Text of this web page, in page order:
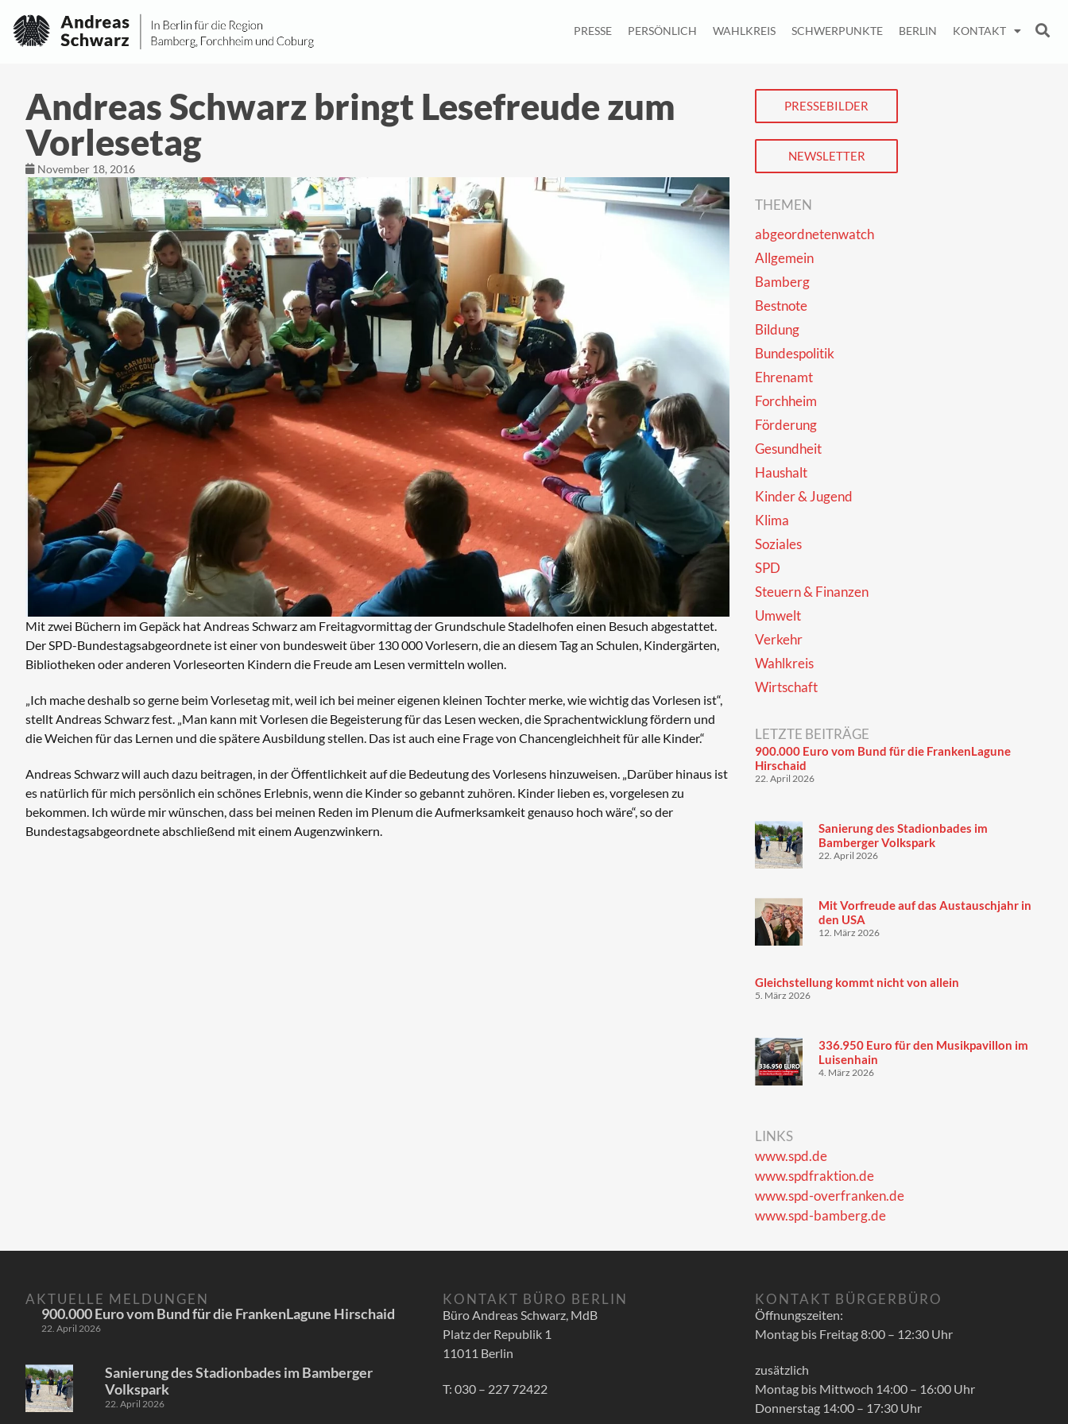
PRESSE PERSÖNLICH WAHLKREIS SCHWERPUNKTE BERLIN KONTAKT
Andreas Schwarz bringt Lesefreude zum
Vorlesetag
November 18, 2016
Mit zwei Büchern im Gepäck hat Andreas Schwarz am Freitagvormittag der Grundschule Stadelhofen einen Besuch abgestattet.
Der SPD-Bundestagsabgeordnete ist einer von bundesweit über 130 000 Vorlesern, die an diesem Tag an Schulen, Kindergärten,
Bibliotheken oder anderen Vorleseorten Kindern die Freude am Lesen vermitteln wollen.
„Ich mache deshalb so gerne beim Vorlesetag mit, weil ich bei meiner eigenen kleinen Tochter merke, wie wichtig das Vorlesen ist“,
stellt Andreas Schwarz fest. „Man kann mit Vorlesen die Begeisterung für das Lesen wecken, die Sprachentwicklung fördern und
die Weichen für das Lernen und die spätere Ausbildung stellen. Das ist auch eine Frage von Chancengleichheit für alle Kinder.“
Andreas Schwarz will auch dazu beitragen, in der Öffentlichkeit auf die Bedeutung des Vorlesens hinzuweisen. „Darüber hinaus ist
es natürlich für mich persönlich ein schönes Erlebnis, wenn die Kinder so gebannt zuhören. Kinder lieben es, vorgelesen zu
bekommen. Ich würde mir wünschen, dass bei meinen Reden im Plenum die Aufmerksamkeit genauso hoch wäre“, so der
Bundestagsabgeordnete abschließend mit einem Augenzwinkern.
PRESSEBILDER
NEWSLETTER
THEMEN
abgeordnetenwatch
Allgemein
Bamberg
Bestnote
Bildung
Bundespolitik
Ehrenamt
Forchheim
Förderung
Gesundheit
Haushalt
Kinder & Jugend
Klima
Soziales
SPD
Steuern & Finanzen
Umwelt
Verkehr
Wahlkreis
Wirtschaft
LETZTE BEITRÄGE
900.000 Euro vom Bund für die FrankenLagune
Hirschaid
22. April 2026
Sanierung des Stadionbades im
Bamberger Volkspark
22. April 2026
Mit Vorfreude auf das Austauschjahr in
den USA
12. März 2026
Gleichstellung kommt nicht von allein
5. März 2026
336.950 Euro für den Musikpavillon im
Luisenhain
4. März 2026
LINKS
www.spd.de
www.spdfraktion.de
www.spd-overfranken.de
www.spd-bamberg.de
AKTUELLE MELDUNGEN
900.000 Euro vom Bund für die FrankenLagune Hirschaid
22. April 2026
Sanierung des Stadionbades im Bamberger
Volkspark
22. April 2026
KONTAKT BÜRO BERLIN
Büro Andreas Schwarz, MdB
Platz der Republik 1
11011 Berlin
T: 030 – 227 72422
KONTAKT BÜRGERBÜRO
Öffnungszeiten:
Montag bis Freitag 8:00 – 12:30 Uhr
zusätzlich
Montag bis Mittwoch 14:00 – 16:00 Uhr
Donnerstag 14:00 – 17:30 Uhr